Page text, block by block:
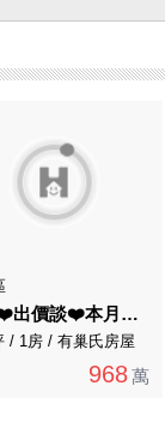
專約❤️出價談❤️本月必賣.晴光商圈.有管理電梯
/ 1房 / 有巢氏房屋
968 萬